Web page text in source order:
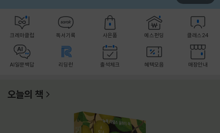
크레마클럽 독서기록 사은품 예스펀딩 클래스24
AI일문백답 리딩런 출석체크 혜택모음 매장안내
오늘의 책